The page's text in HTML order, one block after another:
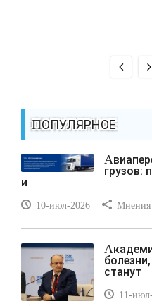
ПОПУЛЯРНОЕ
Авиаперевозка хрупких
грузов:
и
10-июл-2026 Мнения
Академик назвал
станут
11-